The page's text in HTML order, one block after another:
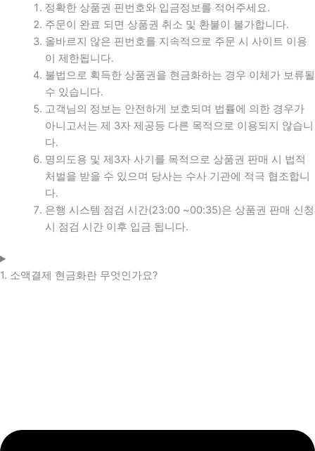
정확한 상품권 핀번호와 입금정보를 적어주세요.
주문이 완료 되면 상품권 취소 및 환불이 불가합니다.
올바르지 않은 핀번호를 지속적으로 주문 시 사이트 이용
이 제한됩니다.
불법으로 획득한 상품권을 현금화하는 경우 이체가 보류될
수 있습니다.
고객님의 정보는 안전하게 보호되며 법률에 의한 경우가
아니고서는 제 3자 제공등 다른 목적으로 이용되지 않습니
다.
명의도용 및 제3자 사기를 목적으로 상품권 판매 시 법적
처벌을 받을 수 있으며 당사는 수사 기관에 적극 협조합니
다.
은행 시스템 점검 시간(23:00 ~00:35)은 상품권 판매 신청
시 점검 시간 이후 입금 됩니다.
1. 소액결제 현금화란 무엇인가요?